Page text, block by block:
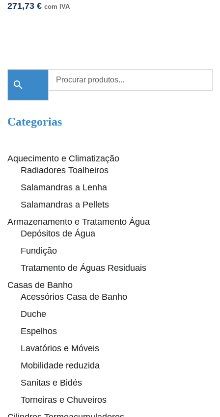
271,73 € com IVA
Categorias
Aquecimento e Climatização
Radiadores Toalheiros
Salamandras a Lenha
Salamandras a Pellets
Armazenamento e Tratamento Água
Depósitos de Água
Fundição
Tratamento de Águas Residuais
Casas de Banho
Acessórios Casa de Banho
Duche
Espelhos
Lavatórios e Móveis
Mobilidade reduzida
Sanitas e Bidés
Torneiras e Chuveiros